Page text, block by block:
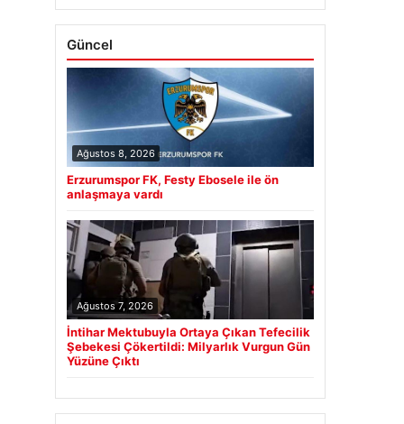
Güncel
Ağustos 8, 2026
Erzurumspor FK, Festy Ebosele ile ön
anlaşmaya vardı
Ağustos 7, 2026
İntihar Mektubuyla Ortaya Çıkan Tefecilik
Şebekesi Çökertildi: Milyarlık Vurgun Gün
Yüzüne Çıktı